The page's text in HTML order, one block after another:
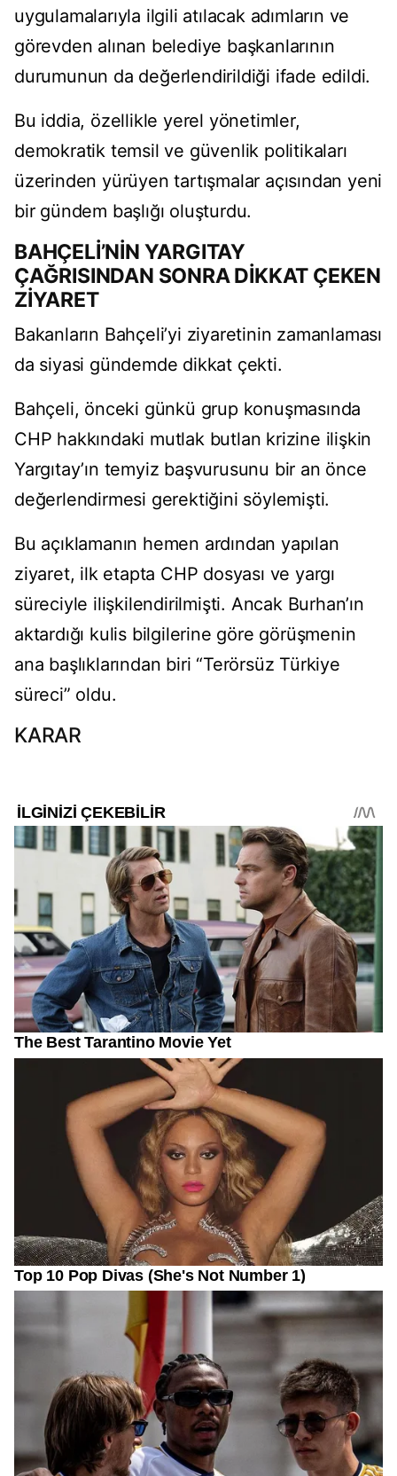
uygulamalarıyla ilgili atılacak adımların ve
görevden alınan belediye başkanlarının
durumunun da değerlendirildiği ifade edildi.
Bu iddia, özellikle yerel yönetimler,
demokratik temsil ve güvenlik politikaları
üzerinden yürüyen tartışmalar açısından yeni
bir gündem başlığı oluşturdu.
BAHÇELİ’NİN YARGITAY
ÇAĞRISINDAN SONRA DİKKAT ÇEKEN
ZİYARET
Bakanların Bahçeli’yi ziyaretinin zamanlaması
da siyasi gündemde dikkat çekti.
Bahçeli, önceki günkü grup konuşmasında
CHP hakkındaki mutlak butlan krizine ilişkin
Yargıtay’ın temyiz başvurusunu bir an önce
değerlendirmesi gerektiğini söylemişti.
Bu açıklamanın hemen ardından yapılan
ziyaret, ilk etapta CHP dosyası ve yargı
süreciyle ilişkilendirilmişti. Ancak Burhan’ın
aktardığı kulis bilgilerine göre görüşmenin
ana başlıklarından biri “Terörsüz Türkiye
süreci” oldu.
KARAR